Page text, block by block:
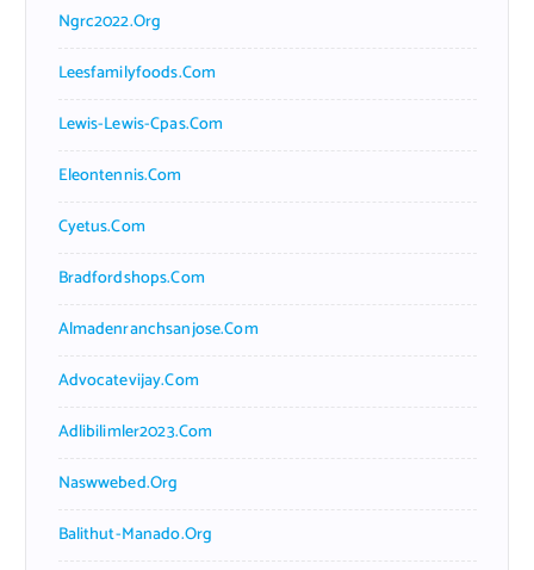
Ngrc2022.org
Leesfamilyfoods.com
Lewis-Lewis-Cpas.com
Eleontennis.com
Cyetus.com
Bradfordshops.com
Almadenranchsanjose.com
Advocatevijay.com
Adlibilimler2023.com
Naswwebed.org
Balithut-Manado.org